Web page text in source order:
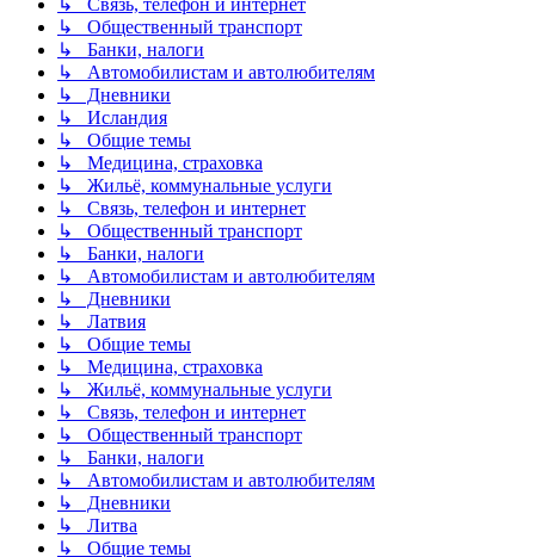
↳ Общественный транспорт
↳ Банки, налоги
↳ Автомобилистам и автолюбителям
↳ Дневники
↳ Исландия
↳ Общие темы
↳ Медицина, страховка
↳ Жильё, коммунальные услуги
↳ Связь, телефон и интернет
↳ Общественный транспорт
↳ Банки, налоги
↳ Автомобилистам и автолюбителям
↳ Дневники
↳ Латвия
↳ Общие темы
↳ Медицина, страховка
↳ Жильё, коммунальные услуги
↳ Связь, телефон и интернет
↳ Общественный транспорт
↳ Банки, налоги
↳ Автомобилистам и автолюбителям
↳ Дневники
↳ Литва
↳ Общие темы